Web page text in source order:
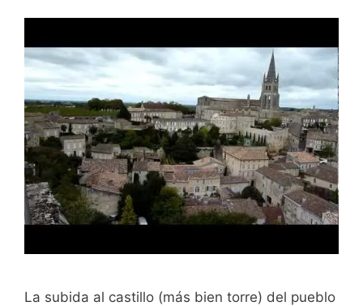
La subida al castillo (más bien torre) del pueblo